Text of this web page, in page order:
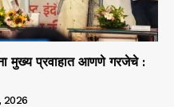
मुख्य प्रवाहात आणणे गरजेचे :
2026